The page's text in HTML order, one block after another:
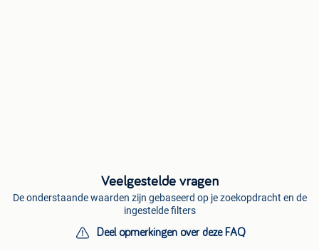
Veelgestelde vragen
De onderstaande waarden zijn gebaseerd op je zoekopdracht en de
ingestelde filters
Deel opmerkingen over deze FAQ